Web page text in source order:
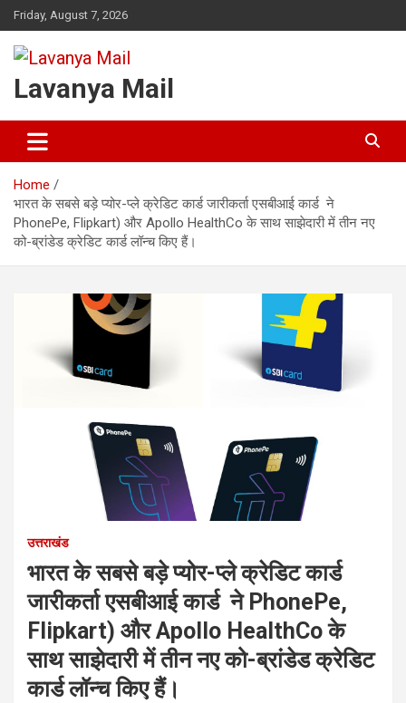
Skip
to
content
Friday, August 7, 2026
Lavanya Mail
Home
भारत के सबसे बड़े प्योर-प्ले क्रेडिट कार्ड जारीकर्ता एसबीआई कार्ड ने
PhonePe, Flipkart) और Apollo HealthCo के साथ साझेदारी में तीन नए
को-ब्रांडेड क्रेडिट कार्ड लॉन्च किए हैं।
उत्तराखंड
भारत के सबसे बड़े प्योर-प्ले क्रेडिट कार्ड
जारीकर्ता एसबीआई कार्ड ने PhonePe,
Flipkart) और Apollo HealthCo के
साथ साझेदारी में तीन नए को-ब्रांडेड क्रेडिट
कार्ड लॉन्च किए हैं।